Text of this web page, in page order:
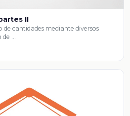
II
cantidades mediante diversos
de …